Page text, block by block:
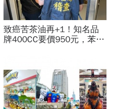
致癌苦茶油再+1！知名品
牌400CC要價950元，苯駢
新進度